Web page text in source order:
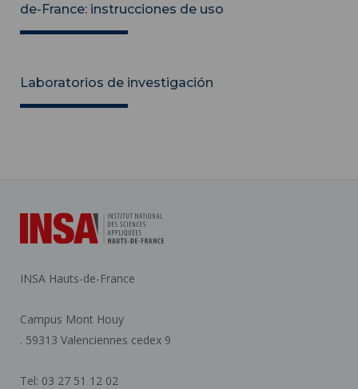
de-France: instrucciones de uso
Laboratorios de investigación
INSA Hauts-de-France
Campus Mont Houy
. 59313 Valenciennes cedex 9
Tel: 03 27 51 12 02